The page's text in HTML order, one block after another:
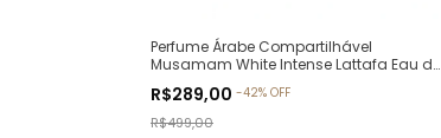
Perfume Árabe Compartilhável
Musamam White Intense Lattafa Eau de
R$289,00 -42% OFF
R$499,00